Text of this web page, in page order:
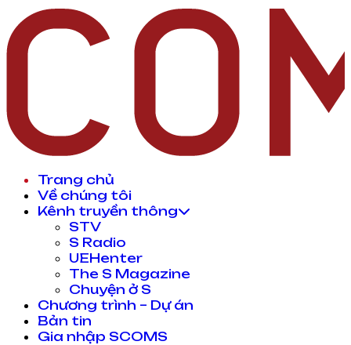
Trang chủ
Về chúng tôi
Kênh truyền thông
STV
S Radio
UEHenter
The S Magazine
Chuyện ở S
Chương trình – Dự án
Bản tin
Gia nhập SCOMS